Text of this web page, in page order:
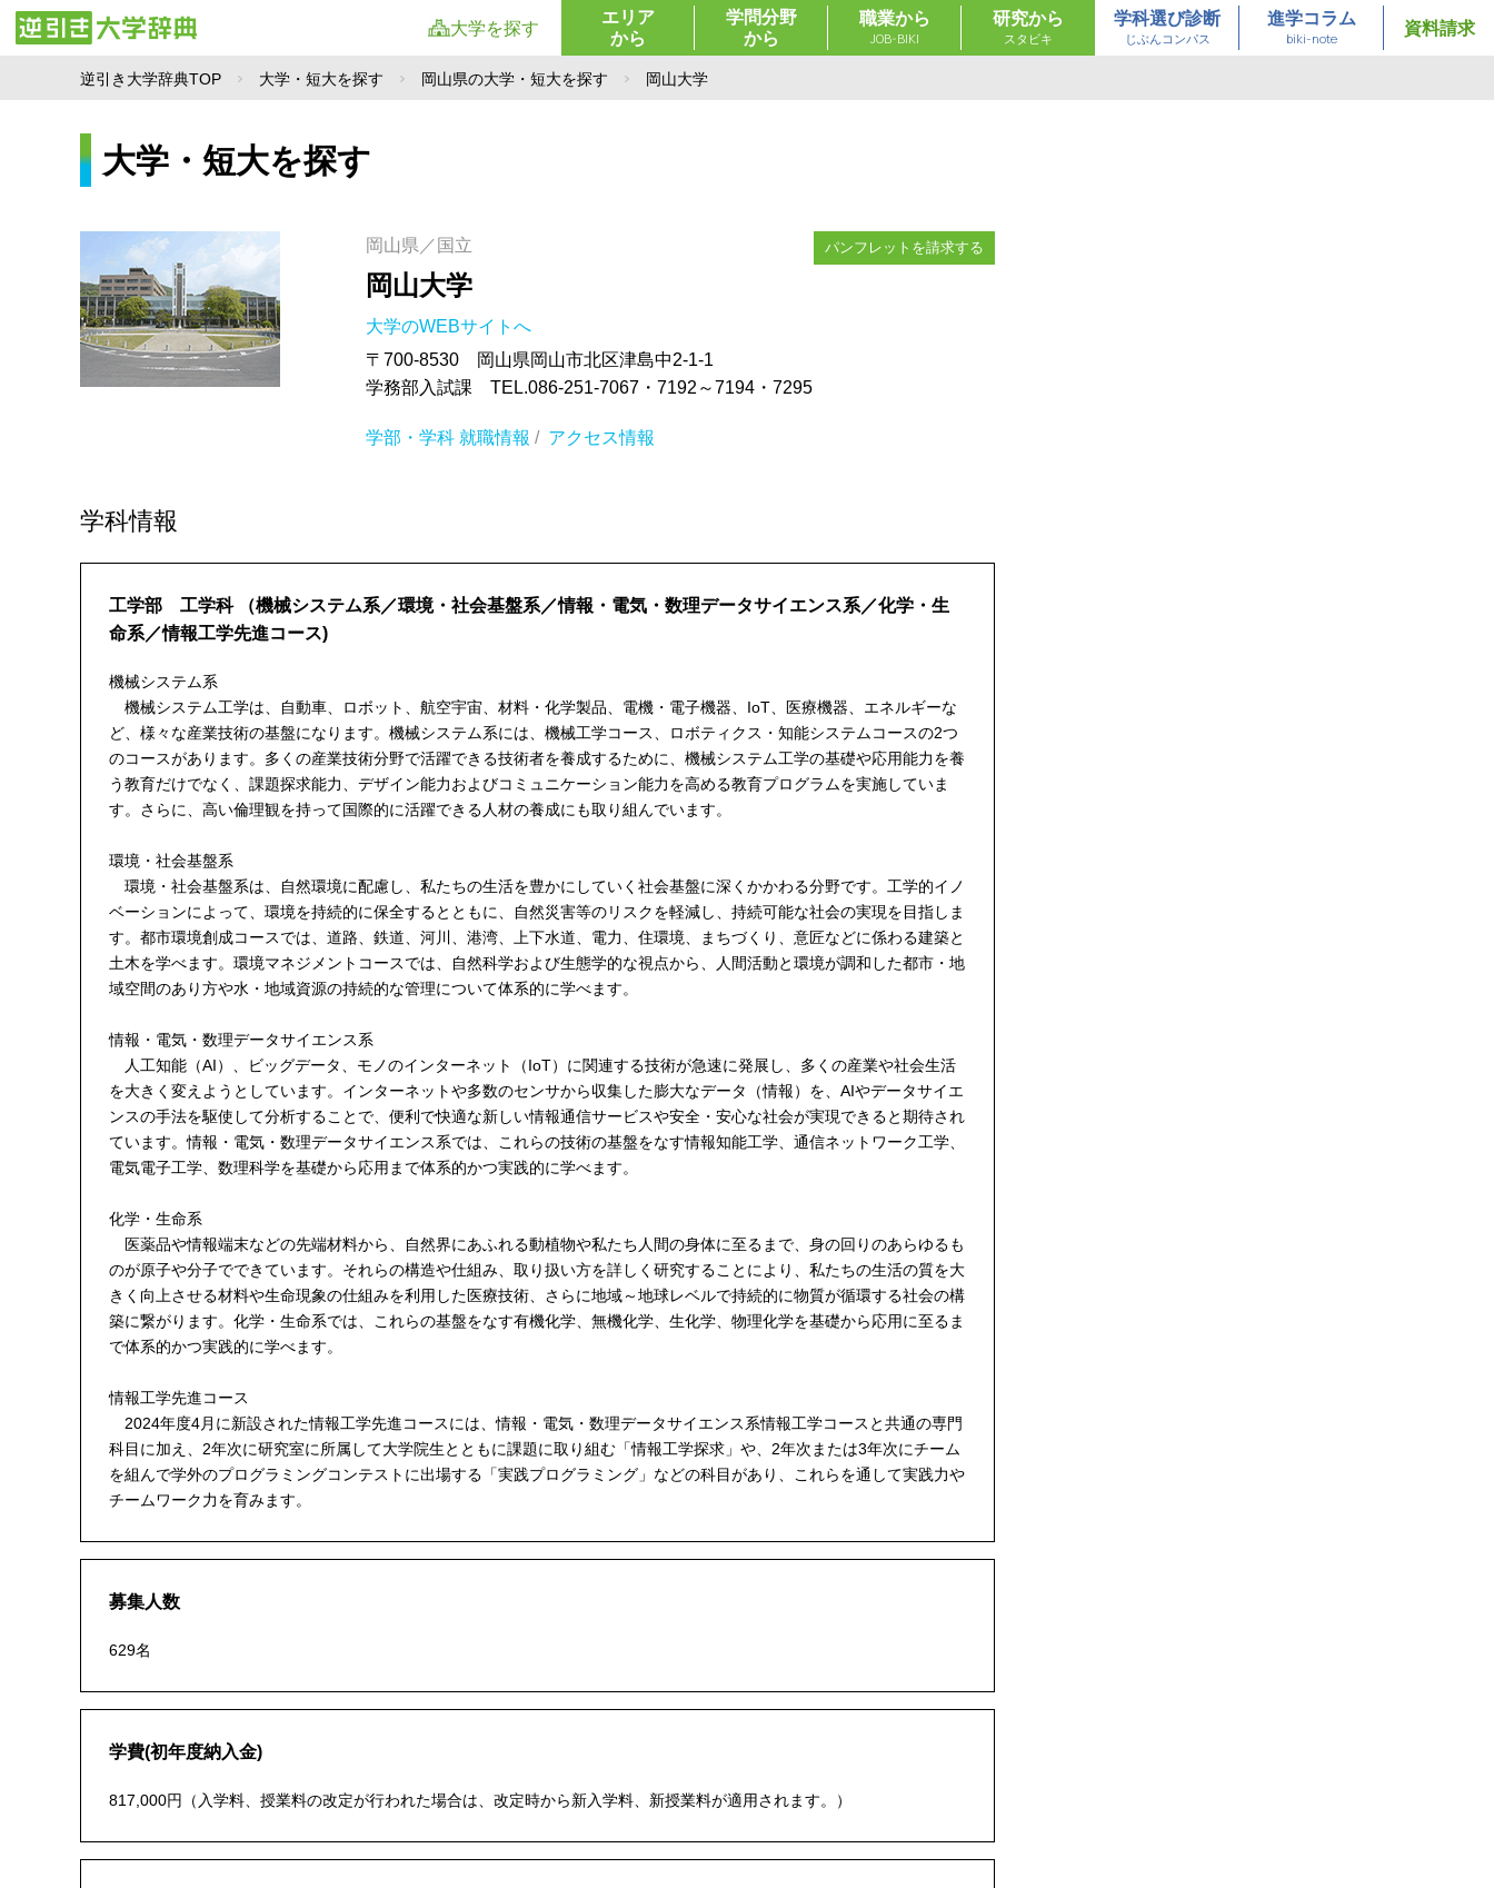
大学を探す
エリア
から
学問分野
から
職業から
JOB-BIKI
研究から
スタビキ
学科選び診断
じぶんコンパス
進学コラム
biki-note
資料請求
逆引き大学辞典TOP 大学・短大を探す 岡山県の大学・短大を探す 岡山大学
大学・短大を探す
岡山県／国立
岡山大学
大学のWEBサイトへ
〒700-8530 岡山県岡山市北区津島中2-1-1
学務部入試課 TEL.086-251-7067・7192～7194・7295
パンフレットを請求する
学部・学科 就職情報 / アクセス情報
学科情報
工学部 工学科
（機械システム系／環境・社会基盤系／情報・電気・数理データサイエンス系／化学・生
命系／情報工学先進コース)
機械システム系
機械システム工学は、自動車、ロボット、航空宇宙、材料・化学製品、電機・電子機器、IoT、医療機器、エネルギーな
ど、様々な産業技術の基盤になります。機械システム系には、機械工学コース、ロボティクス・知能システムコースの2つ
のコースがあります。多くの産業技術分野で活躍できる技術者を養成するために、機械システム工学の基礎や応用能力を養
う教育だけでなく、課題探求能力、デザイン能力およびコミュニケーション能力を高める教育プログラムを実施していま
す。さらに、高い倫理観を持って国際的に活躍できる人材の養成にも取り組んでいます。
環境・社会基盤系
環境・社会基盤系は、自然環境に配慮し、私たちの生活を豊かにしていく社会基盤に深くかかわる分野です。工学的イノ
ベーションによって、環境を持続的に保全するとともに、自然災害等のリスクを軽減し、持続可能な社会の実現を目指しま
す。都市環境創成コースでは、道路、鉄道、河川、港湾、上下水道、電力、住環境、まちづくり、意匠などに係わる建築と
土木を学べます。環境マネジメントコースでは、自然科学および生態学的な視点から、人間活動と環境が調和した都市・地
域空間のあり方や水・地域資源の持続的な管理について体系的に学べます。
情報・電気・数理データサイエンス系
人工知能（AI）、ビッグデータ、モノのインターネット（IoT）に関連する技術が急速に発展し、多くの産業や社会生活
を大きく変えようとしています。インターネットや多数のセンサから収集した膨大なデータ（情報）を、AIやデータサイエ
ンスの手法を駆使して分析することで、便利で快適な新しい情報通信サービスや安全・安心な社会が実現できると期待され
ています。情報・電気・数理データサイエンス系では、これらの技術の基盤をなす情報知能工学、通信ネットワーク工学、
電気電子工学、数理科学を基礎から応用まで体系的かつ実践的に学べます。
化学・生命系
医薬品や情報端末などの先端材料から、自然界にあふれる動植物や私たち人間の身体に至るまで、身の回りのあらゆるも
のが原子や分子でできています。それらの構造や仕組み、取り扱い方を詳しく研究することにより、私たちの生活の質を大
きく向上させる材料や生命現象の仕組みを利用した医療技術、さらに地域～地球レベルで持続的に物質が循環する社会の構
築に繋がります。化学・生命系では、これらの基盤をなす有機化学、無機化学、生化学、物理化学を基礎から応用に至るま
で体系的かつ実践的に学べます。
情報工学先進コース
2024年度4月に新設された情報工学先進コースには、情報・電気・数理データサイエンス系情報工学コースと共通の専門
科目に加え、2年次に研究室に所属して大学院生とともに課題に取り組む「情報工学探求」や、2年次または3年次にチーム
を組んで学外のプログラミングコンテストに出場する「実践プログラミング」などの科目があり、これらを通して実践力や
チームワーク力を育みます。
募集人数
629名
学費(初年度納入金)
817,000円（入学料、授業料の改定が行われた場合は、改定時から新入学料、新授業料が適用されます。）